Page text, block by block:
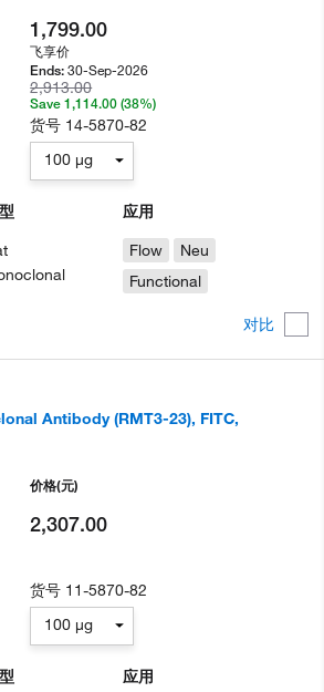
对比
应用
Flow
Neu
Functional
1,799.00
飞享价
Ends:30-Sep-2026
2,913.00
Save 1,114.00 (38%)
货号 14-5870-82
100 µg
Antibody (RMT3-23), FITC,
应用
价格(元)
2,307.00
货号 11-5870-82
100 µg